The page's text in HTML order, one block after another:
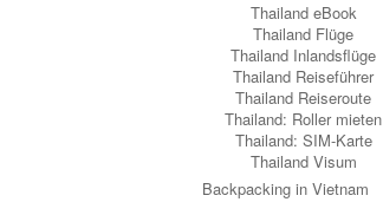
Thailand eBook
Thailand Flüge
Thailand Inlandsflüge
Thailand Reiseführer
Thailand Reiseroute
Thailand: Roller mieten
Thailand: SIM-Karte
Thailand Visum
Backpacking in Vietnam